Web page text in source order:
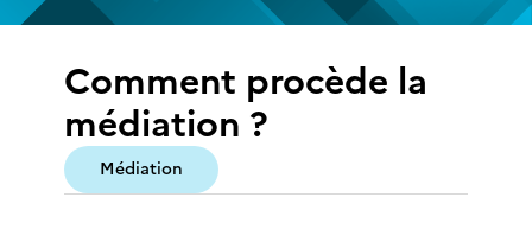
Comment procède la
médiation ?
Médiation